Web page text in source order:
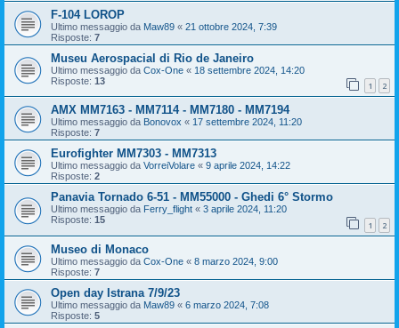
F-104 LOROP
Ultimo messaggio da Maw89 « 21 ottobre 2024, 7:39
Risposte: 7
Museu Aerospacial di Rio de Janeiro
Ultimo messaggio da Cox-One « 18 settembre 2024, 14:20
Risposte: 13 1 2
AMX MM7163 - MM7114 - MM7180 - MM7194
Ultimo messaggio da Bonovox « 17 settembre 2024, 11:20
Risposte: 7
Eurofighter MM7303 - MM7313
Ultimo messaggio da VorreiVolare « 9 aprile 2024, 14:22
Risposte: 2
Panavia Tornado 6-51 - MM55000 - Ghedi 6° Stormo
Ultimo messaggio da Ferry_flight « 3 aprile 2024, 11:20
Risposte: 15 1 2
Museo di Monaco
Ultimo messaggio da Cox-One « 8 marzo 2024, 9:00
Risposte: 7
Open day Istrana 7/9/23
Ultimo messaggio da Maw89 « 6 marzo 2024, 7:08
Risposte: 5